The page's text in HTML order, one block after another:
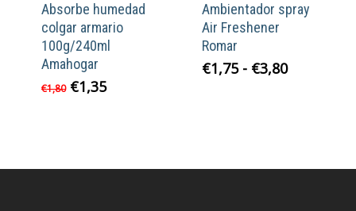
Absorbe humedad
colgar armario
100g/240ml
Amahogar
€1,80 El
€1,35El
Ambientador spray
Air Freshener
Romar
€1,75 - €3,80Rango
€3,80